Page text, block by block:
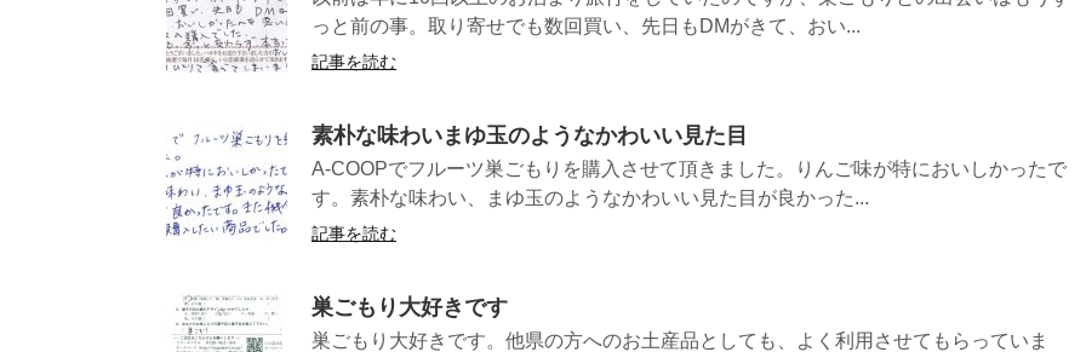
っと前の事。取り寄せでも数回買い、先日もDMがきて、おい...
記事を読む
素朴な味わいまゆ玉のようなかわいい見た目
A-COOPでフルーツ巣ごもりを購入させて頂きました。りんご味が特においしかったで
す。素朴な味わい、まゆ玉のようなかわいい見た目が良かった...
記事を読む
巣ごもり大好きです
巣ごもり大好きです。他県の方へのお土産品としても、よく利用させてもらっていま